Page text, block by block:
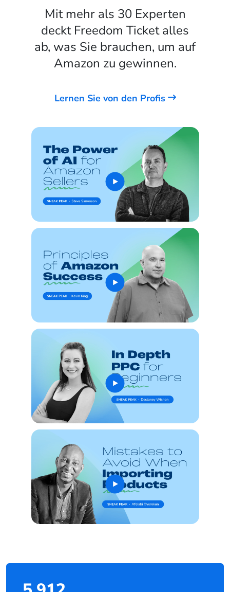
Mit mehr als 30 Experten
deckt Freedom Ticket alles
ab, was Sie brauchen, um auf
Amazon zu gewinnen.
Lernen Sie von den Profis